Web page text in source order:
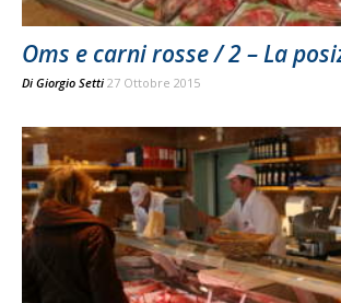
Oms e carni rosse / 2 – La
Di Giorgio Setti 27 Ottobre 2015